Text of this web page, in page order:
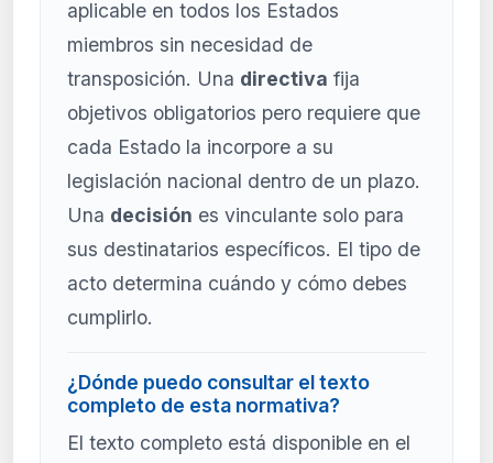
aplicable en todos los Estados
miembros sin necesidad de
transposición. Una directiva fija
objetivos obligatorios pero requiere que
cada Estado la incorpore a su
legislación nacional dentro de un plazo.
Una decisión es vinculante solo para
sus destinatarios específicos. El tipo de
acto determina cuándo y cómo debes
cumplirlo.
¿Dónde puedo consultar el texto
completo de esta normativa?
El texto completo está disponible en el